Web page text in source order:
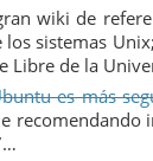
wiki de
los sistemas
Libre de la
es más
recomendando